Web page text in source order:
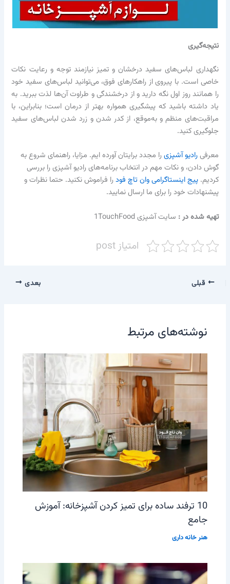
نتیجه‌گیری
نگهداری لباس‌های سفید درخشان و تمیز نیازمند توجه و رعایت نکات
خاصی است. با پیروی از راهکارهای فوق، می‌توانید لباس‌های سفید خود
را همانند روز اول نگه دارید و از درخشندگی و طراوت آن‌ها لذت ببرید. به
یاد داشته باشید که پیشگیری همواره بهتر از درمان است؛ بنابراین، با
مراقبت‌های منظم و به‌موقع، از کدر شدن و زرد شدن لباس‌های سفید
جلوگیری کنید.
معرفیرادیو آشپزیرا مجدد برایتان آورده ایم. مزایا، راهنمای شروع به
گوش دادن، و نکات مهم در انتخاب برنامه‌های رادیو آشپزی را بررسی
کردیم.پیج اینستاگرامی وان تاچ فودرا فراموش نکنید. حتما نظرات و
پیشنهادات خود را برای ما ارسال نمایید.
تهیه شده در :‌ سایت آشپزی 1TouchFood
امتیاز post
قبلی بعدی
نوشته‌های مرتبط
10 ترفند ساده برای تمیز کردن آشپزخانه: آموزش
جامع
هنر خانه داری